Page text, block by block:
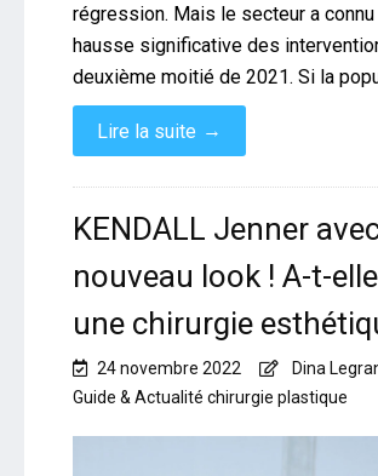
régression. Mais le secteur a connu
hausse significative des
deuxième moitié de 2021. Si la
Lire la suite →
KENDALL Jenner
nouveau look ! A-t-
une chirurgie
24 novembre 2022
Dina
Guide & Actualité chirurgie plastique